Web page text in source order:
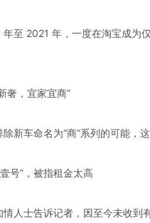
至 2021 年，一度在淘宝成为
奢，宜家宜商”
新车命名为“商”系列的可能，
号”，被指租金太高
人士告诉记者，因至今未收